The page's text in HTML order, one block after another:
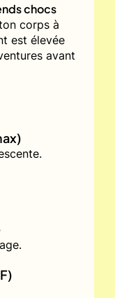
chocs
corps à
est élevée
avant